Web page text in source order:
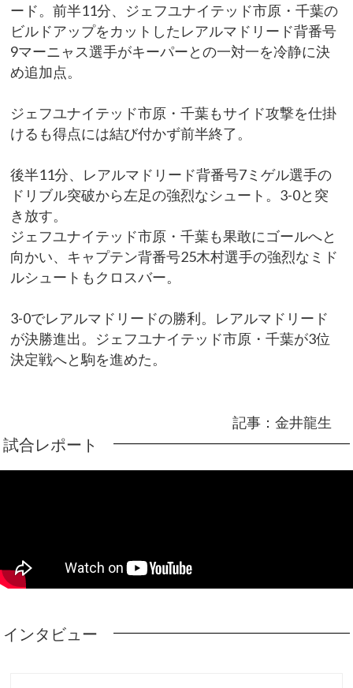
ード。前半11分、ジェフユナイテッド市原・千葉の
ビルドアップをカットしたレアルマドリード背番号
9マーニャス選手がキーパーとの一対一を冷静に決
め追加点。
ジェフユナイテッド市原・千葉もサイド攻撃を仕掛
けるも得点には結び付かず前半終了。
後半11分、レアルマドリード背番号7ミゲル選手の
ドリブル突破から左足の強烈なシュート。3-0と突
き放す。
ジェフユナイテッド市原・千葉も果敢にゴールへと
向かい、キャプテン背番号25木村選手の強烈なミド
ルシュートもクロスバー。
3-0でレアルマドリードの勝利。レアルマドリード
が決勝進出。ジェフユナイテッド市原・千葉が3位
決定戦へと駒を進めた。
記事：金井龍生
試合レポート
インタビュー